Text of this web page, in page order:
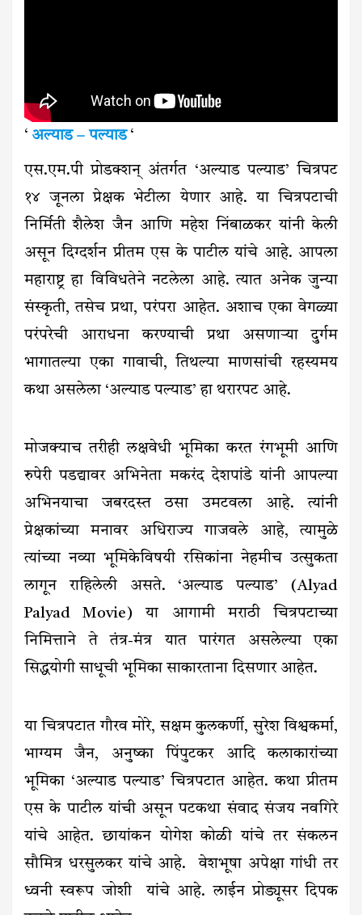
‘ अल्याड – पल्याड ‘
एस.एम.पी प्रोडक्शन् अंतर्गत ‘अल्याड पल्याड’ चित्रपट
१४ जूनला प्रेक्षक भेटीला येणार आहे. या चित्रपटाची
निर्मिती शैलेश जैन आणि महेश निंबाळकर यांनी केली
असून दिग्दर्शन प्रीतम एस के पाटील यांचे आहे. आपला
महाराष्ट्र हा विविधतेने नटलेला आहे. त्यात अनेक जुन्या
संस्कृती, तसेच प्रथा, परंपरा आहेत. अशाच एका वेगळ्या
परंपरेची आराधना करण्याची प्रथा असणाऱ्या दुर्गम
भागातल्या एका गावाची, तिथल्या माणसांची रहस्यमय
कथा असलेला ‘अल्याड पल्याड’ हा थरारपट आहे.
मोजक्याच तरीही लक्षवेधी भूमिका करत रंगभूमी आणि
रुपेरी पडद्यावर अभिनेता मकरंद देशपांडे यांनी आपल्या
अभिनयाचा जबरदस्त ठसा उमटवला आहे. त्यांनी
प्रेक्षकांच्या मनावर अधिराज्य गाजवले आहे, त्यामुळे
त्यांच्या नव्या भूमिकेविषयी रसिकांना नेहमीच उत्सुकता
लागून राहिलेली असते. ‘अल्याड पल्याड’ (Alyad
Palyad Movie) या आगामी मराठी चित्रपटाच्या
निमित्ताने ते तंत्र-मंत्र यात पारंगत असलेल्या एका
सिद्धयोगी साधूची भूमिका साकारताना दिसणार आहेत.
या चित्रपटात गौरव मोरे, सक्षम कुलकर्णी, सुरेश विश्वकर्मा,
भाग्यम जैन, अनुष्का पिंपुटकर आदि कलाकारांच्या
भूमिका ‘अल्याड पल्याड’ चित्रपटात आहेत. कथा प्रीतम
एस के पाटील यांची असून पटकथा संवाद संजय नवगिरे
यांचे आहेत. छायांकन योगेश कोळी यांचे तर संकलन
सौमित्र धरसुलकर यांचे आहे. वेशभूषा अपेक्षा गांधी तर
ध्वनी स्वरूप जोशी यांचे आहे. लाईन प्रोड्यूसर दिपक